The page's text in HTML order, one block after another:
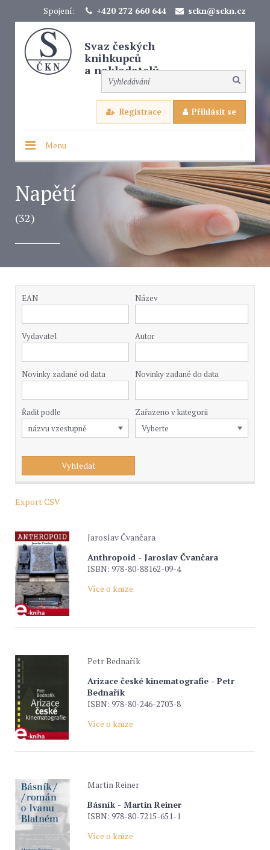
Spojení: +420 272 660 644 sckn@sckn.cz
Svaz českých
knihkupců
a nakladatelů
Registrace Přihlásit se
Menu
Napětí
(32)
EAN Název
Vydavatel Autor
Novinky zadané od data Novinky zadané do data
Řadit podle Zařazeno v kategorii
Export CSV
Jaroslav Čvančara
Anthropoid - Jaroslav Čvančara
ISBN: 978-80-88162-09-4
Více o knize
Petr Bednařík
Arizace české kinematografie - Petr
Bednařík
ISBN: 978-80-246-2703-8
Více o knize
Martin Reiner
Básník - Martin Reiner
ISBN: 978-80-7215-651-1
Více o knize